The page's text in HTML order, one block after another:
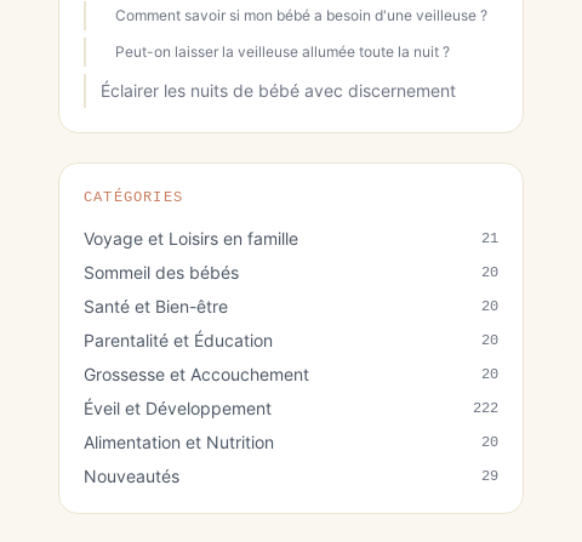
Comment savoir si mon bébé a besoin d'une veilleuse ?
Peut-on laisser la veilleuse allumée toute la nuit ?
Éclairer les nuits de bébé avec discernement
CATÉGORIES
Voyage et Loisirs en famille 21
Sommeil des bébés 20
Santé et Bien-être 20
Parentalité et Éducation 20
Grossesse et Accouchement 20
Éveil et Développement 222
Alimentation et Nutrition 20
Nouveautés 29